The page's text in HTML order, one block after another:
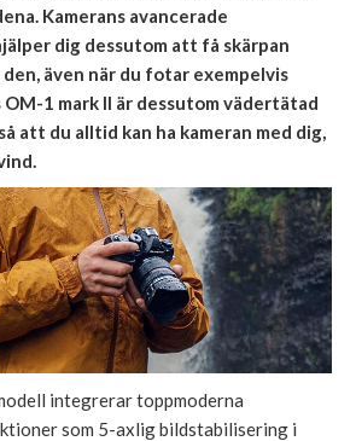
Kamerans avancerade
dig dessutom att få skärpan
även när du fotar exempelvis
OM-1 mark II är dessutom vädertätad
att du alltid kan ha kameran med dig,
integrerar toppmoderna
som 5-axlig bildstabilisering i